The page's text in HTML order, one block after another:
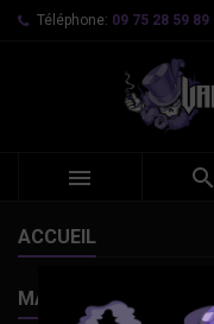
Téléphone: 09 75 28 59 89
 
ACCUEIL
MARQUES